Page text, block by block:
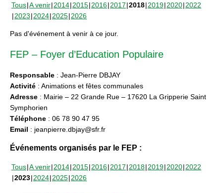
Tous A venir 2014 2015 2016 2017 2018 2019 2020 2022
2023 2024 2025 2026
Pas d'événement à venir à ce jour.
FEP – Foyer d’Education Populaire
Responsable : Jean-Pierre DBJAY
Activité : Animations et fêtes communales
Adresse : Mairie – 22 Grande Rue – 17620 La Gripperie Saint
Symphorien
Téléphone : 06 78 90 47 95
Email : jeanpierre.dbjay@sfr.fr
Événements organisés par le FEP :
Tous A venir 2014 2015 2016 2017 2018 2019 2020 2022
2023 2024 2025 2026